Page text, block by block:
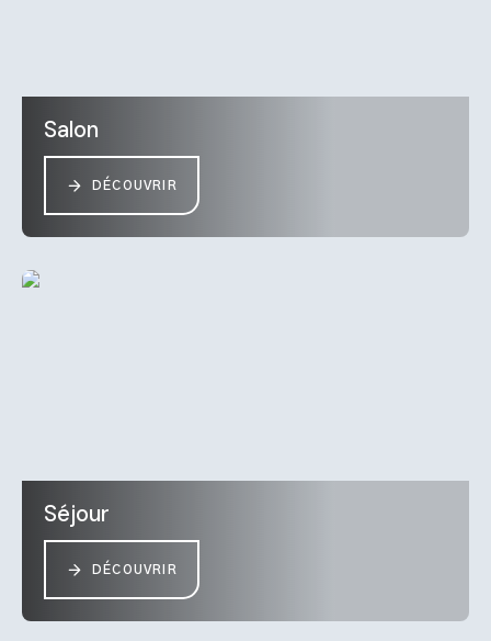
Salon
DÉCOUVRIR
Séjour
DÉCOUVRIR